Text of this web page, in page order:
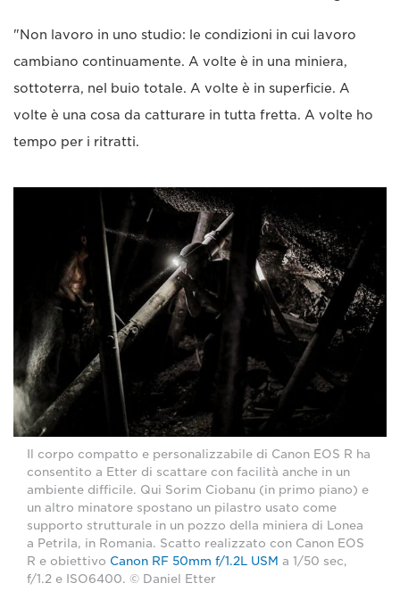
"Non lavoro in uno studio: le condizioni in cui lavoro
cambiano continuamente. A volte è in una miniera,
sottoterra, nel buio totale. A volte è in superficie. A
volte è una cosa da catturare in tutta fretta. A volte ho
tempo per i ritratti.
Il corpo compatto e personalizzabile di Canon EOS R ha
consentito a Etter di scattare con facilità anche in un
ambiente difficile. Qui Sorim Ciobanu (in primo piano) e
un altro minatore spostano un pilastro usato come
supporto strutturale in un pozzo della miniera di Lonea
a Petrila, in Romania. Scatto realizzato con Canon EOS
R e obiettivo Canon RF 50mm f/1.2L USM a 1/50 sec,
f/1.2 e ISO6400. © Daniel Etter